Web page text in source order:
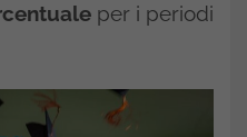
per i periodi